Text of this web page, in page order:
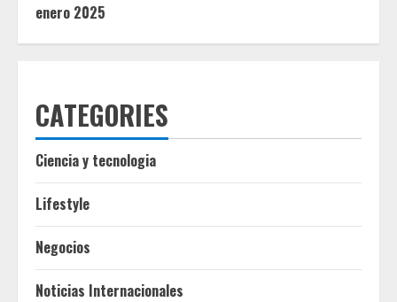
enero 2025
CATEGORIES
Ciencia y tecnologia
Lifestyle
Negocios
Noticias Internacionales